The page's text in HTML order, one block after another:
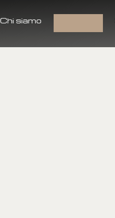
Chi siamo